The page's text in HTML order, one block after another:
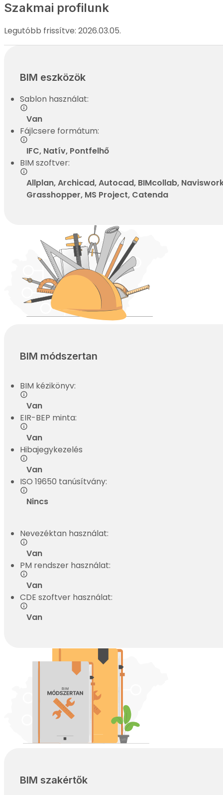
Szakmai profilunk
Legutóbb frissítve: 2026.03.05.
BIM eszközök
Sablon használat:
Van
Fájlcsere formátum:
IFC, Natív, Pontfelhő
BIM szoftver:
Allplan, Archicad, Autocad, BIMcollab,
Grasshopper, MS Project, Catenda
BIM módszertan
BIM kézikönyv:
Van
EIR-BEP minta:
Van
Hibajegykezelés
Van
ISO 19650 tanúsítvány:
Nincs
Nevezéktan használat:
Van
PM rendszer használat:
Van
CDE szoftver használat:
Van
BIM szakértők